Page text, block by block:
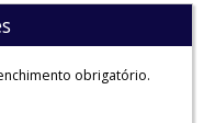
obrigatório.